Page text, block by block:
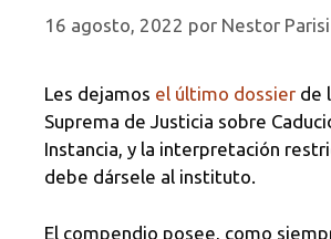
16 agosto, 2022 por Nestor Parisi
Les dejamos el último dossier de
Suprema de Justicia sobre
Instancia, y la interpretación
debe dársele al instituto.
El compendio posee, como